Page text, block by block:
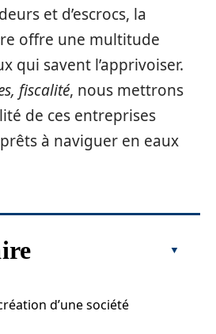
et d’escrocs, la
offre une multitude
qui savent l’apprivoiser.
fiscalité, nous mettrons
de ces entreprises
à naviguer en eaux
d’une société